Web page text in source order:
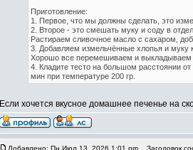
Приготовление:
1. Первое, что мы должны сделать, это
2. Второе - это смешать муку и соду в
Растираем сливочное масло с сахаром,
3. Добавляем измельчённые хлопья и муку
Хорошо все перемешиваем и выкладываем
4. Кладите тесто на большом расстоянии
мин при температуре 200 гр.
Если хочется вкусное домашнее печенье на
Добавлено: Пн Июл 13, 2026 1:01 pm Заголовок